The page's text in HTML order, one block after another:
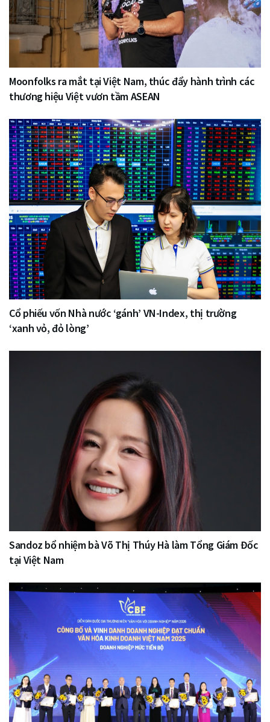
Moonfolks ra mắt tại Việt Nam, thúc đẩy hành trình các
thương hiệu Việt vươn tầm ASEAN
Cổ phiếu vốn Nhà nước ‘gánh’ VN-Index, thị trường
‘xanh vỏ, đỏ lòng’
Sandoz bổ nhiệm bà Võ Thị Thúy Hà làm Tổng Giám Đốc
tại Việt Nam